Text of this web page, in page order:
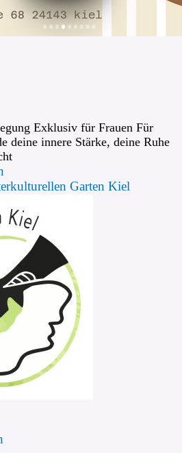
Exklusiv für Frauen Für
deine innere Stärke, deine Ruhe
Garten Kiel